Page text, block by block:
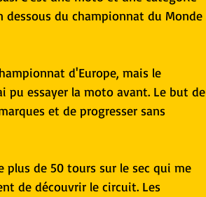
du championnat du Monde
d'Europe, mais le
essayer la moto avant. Le but de
et de progresser sans
plus de 50 tours sur le sec qui me
de découvrir le circuit. Les